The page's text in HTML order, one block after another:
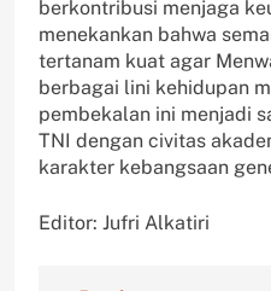
berkontribusi menjaga
menekankan bahwa
tertanam kuat agar
berbagai lini kehidupan
pembekalan ini menjadi
TNI dengan civitas
karakter kebangsaan
Editor: Jufri Alkatiri